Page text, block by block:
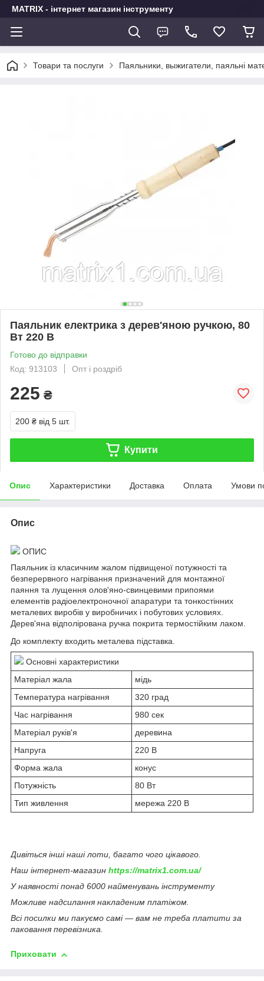
MATRIX - інтернет магазин інструменту
Товари та послуги Паяльники, выжигатели, паяльні
Паяльник електрика з дерев'яною ручкою, 80
Вт 220 В
Готово до відправки
Код: 913103
Опт і роздріб
225 ₴
200 ₴ від 5 шт.
Купити
Опис Характеристики Доставка Оплата Умови
Опис
ОПИС
Паяльник із класичним жалом підвищеної потужності та
безперервного нагрівання призначений для монтажної
паяння та лущення олов'яно-свинцевими припоями
елементів радіоелектроночної апаратури та тонкостінних
металевих виробів у виробничих і побутових условиях.
Дерев'яна відполірована ручка покрита термостійким лаком.
До комплекту входить металева підставка.
Основні характеристики
Матеріал жала
мідь
Температура нагрівання
320 град
Час нагрівання
980 сек
Матеріал руків'я
деревина
Напруга
220 В
Форма жала
конус
Потужність
80 Вт
Тип живлення
мережа 220 В
Дивіться інші наші лоти, багато чого цікавого.
Наш інтернет-магазин https://matrix1.com.ua/
У наявності понад 6000 найменувань інструменту
Можливе надсилання накладеним платіжом.
Всі посилки ми пакуємо самі — вам не треба платити за
паковання перевізника.
Приховати